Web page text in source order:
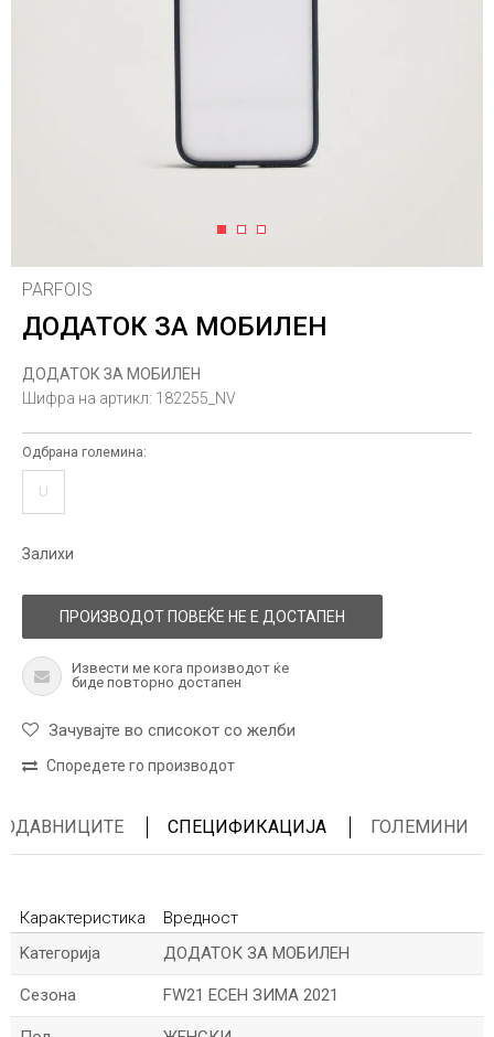
1 2 3
PARFOIS
ДОДАТОК ЗА МОБИЛЕН
ДОДАТОК ЗА МОБИЛЕН
Шифра на артикл: 182255_NV
Одбрана големина:
U
Залихи
ПРОИЗВОДОТ ПОВЕЌЕ НЕ Е ДОСТАПЕН
Извести ме кога производот ќе
биде повторно достапен
Зачувајте во списокот со желби
Споредете го производот
СПЕЦИФИКАЦИЈА ГОЛЕМИНИ
Карактеристика
Вредност
Kатегорија
ДОДАТОК ЗА МОБИЛЕН
Сезона FW21 ЕСЕН ЗИМА 2021